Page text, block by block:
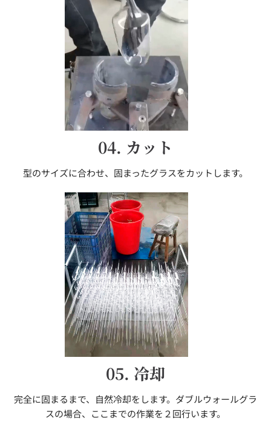
04. カット
型のサイズに合わせ、固まったグラスをカットします。
05. 冷却
完全に固まるまで、自然冷却をします。ダブルウォールグラ
スの場合、ここまでの作業を２回行います。